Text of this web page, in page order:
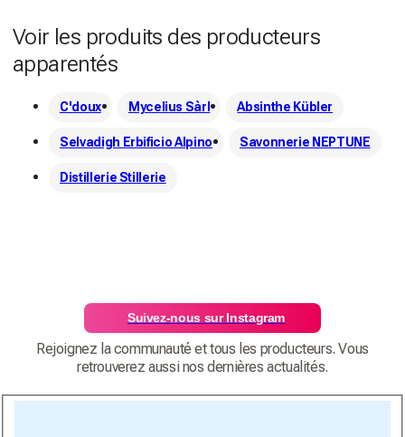
Voir les produits des producteurs
apparentés
C'doux Mycelius Sàrl Absinthe Kübler
Selvadigh Erbificio Alpino Savonnerie NEPTUNE
Distillerie Stillerie
Suivez-nous sur Instagram
Rejoignez la communauté et tous les producteurs. Vous
retrouverez aussi nos dernières actualités.